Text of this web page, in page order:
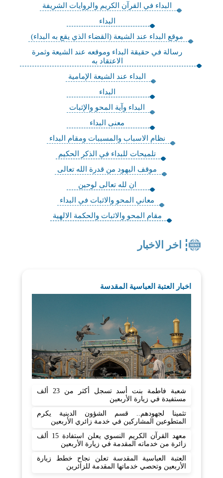
البداء في القرآن الكريم والروايات الشريفة
البداء
موقع البداء عند الشيعة (القضاء الذي يقع به البداء)
رسالة في حقيقة البداء وموقعه عند الشيعة وثمرة
الاعتقاد به
البداء عند الشيعة الإمامية
البداء
البداء وآية المحو والإثبات
معنى البداء
نظام الاسباب والمسببات ومقام البداء
تلميحات للبداء في الذكر الحكيم
موقف اليهود من قدرة الله تعالى
ان لله تعالى لوحين
معاني المحو والاثبات في البداء
مقام المحو والاثبات والحكمة الالهية
اخر الاخبار
اخبار العتبة العباسية المقدسة
شعبة فاطمة بنت أسد تسجل أكثر من 23 ألف
مستفيدة في زيارة الأربعين
تثمينا لجهودهم.. قسم الشؤون الدينية يكرم
المتطوعين المشاركين في خدمة زائري الأربعين
معهد القرآن الكريم النسوي يعلن استفادة 15 ألف
زائرة من خدماته المقدمة في زيارة الأربعين
العتبة العباسية المقدسة تعلن نجاح خطط زيارة
الأربعين وتحصي خدماتها المقدمة للزائرين